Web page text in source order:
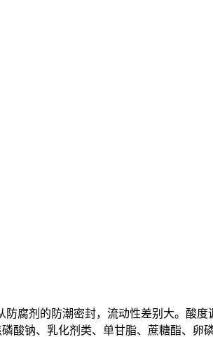
防腐剂的防潮密封，流动性差别大。酸
钠、乳化剂类、单甘脂、蔗糖酯、卵